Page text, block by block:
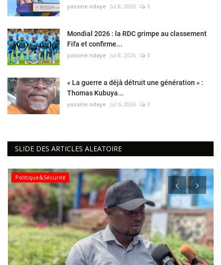
yassine ndaye Jul 8, 2026 0
Mondial 2026 : la RDC grimpe au classement
Fifa et confirme...
yassine ndaye Jul 8, 2026 0
« La guerre a déjà détruit une génération » :
Thomas Kubuya...
yassine ndaye Jul 6, 2026 0
SLIDE DES ARTICLES ALEATOIRE
Politique&Sécurité